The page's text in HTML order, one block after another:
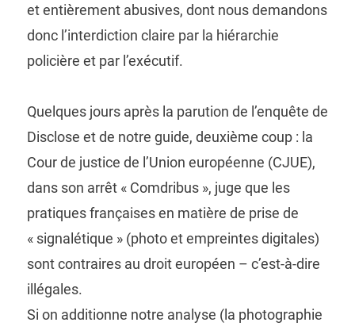
et entièrement abusives, dont nous demandons
donc l’interdiction claire par la hiérarchie
policière et par l’exécutif.
Quelques jours après la parution de l’enquête de
Disclose et de notre guide, deuxième coup : la
Cour de justice de l’Union européenne (CJUE),
dans son arrêt « Comdribus », juge que les
pratiques françaises en matière de prise de
« signalétique » (photo et empreintes digitales)
sont contraires au droit européen – c’est-à-dire
illégales.
Si on additionne notre analyse (la photographie